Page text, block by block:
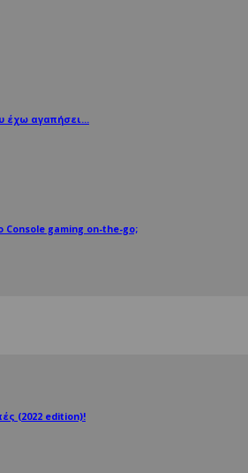
έχω αγαπήσει…
Console gaming on-the-go;
(2022 edition)!